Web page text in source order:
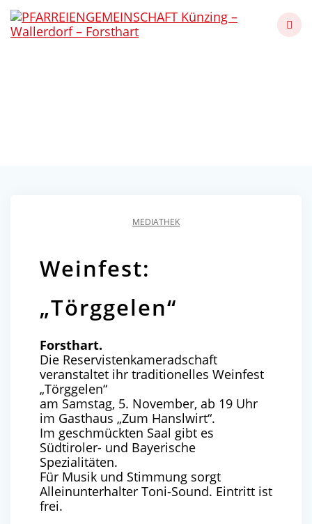
to
MEDIATHEK
Weinfest:
„Törggelen“
Forsthart.
Die Reservistenkameradschaft
veranstaltet ihr traditionelles Weinfest
„Törggelen“
am Samstag, 5. November, ab 19 Uhr
im Gasthaus „Zum Hanslwirt“.
Im geschmückten Saal gibt es
Südtiroler- und Bayerische
Spezialitäten.
Für Musik und Stimmung sorgt
Alleinunterhalter Toni-Sound. Eintritt ist
frei.